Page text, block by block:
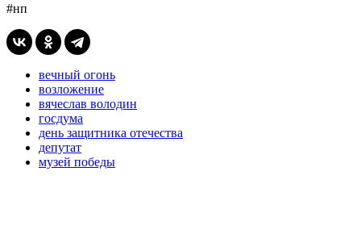
#нп
вечный огонь
возложение
вячеслав володин
госдума
день защитника отечества
депутат
музей победы